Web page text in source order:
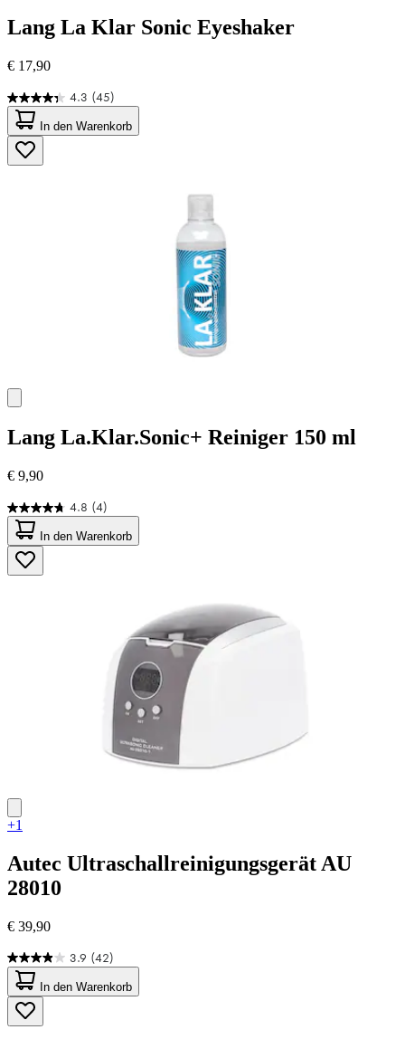
Lang La Klar Sonic Eyeshaker
€ 17,90
4.3 (45)
4.3
von
5
Sternen.
45
In den Warenkorb
Lang La.Klar.Sonic+ Reiniger 150 ml
€ 9,90
4.8 (4)
4.8
von
5
Sternen.
4
In den Warenkorb
+1
Autec Ultraschallreinigungsgerät AU
28010
€ 39,90
3.9 (42)
3.9
von
5
Sternen.
42
In den Warenkorb